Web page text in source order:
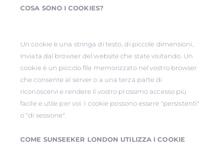
COSA SONO I COOKIES?
Un cookie è una stringa di testo, di piccole dimensioni,
inviata dal browser del website che state visitando. Un
cookie è un piccolo file memorizzato nel vostro browser
che consente al server o a una terza parte di
riconoscervi e rendere il vostro prossimo accesso più
facile e utile per voi. I cookie possono essere "persistenti"
o "di sessione".
COME SUNSEEKER LONDON UTILIZZA I COOKIE